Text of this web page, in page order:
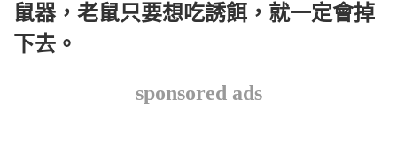
鼠器，老鼠只要想吃誘餌，就一定會掉
下去。
sponsored ads